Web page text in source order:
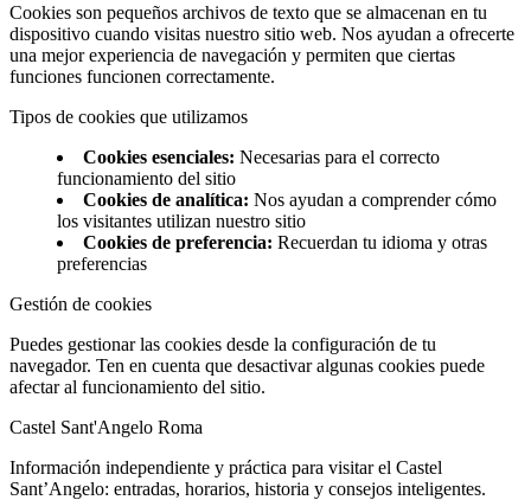
Cookies son pequeños archivos de texto que se almacenan en tu
dispositivo cuando visitas nuestro sitio web. Nos ayudan a ofrecerte
una mejor experiencia de navegación y permiten que ciertas
funciones funcionen correctamente.
Tipos de cookies que utilizamos
Cookies esenciales: Necesarias para el correcto
funcionamiento del sitio
Cookies de analítica: Nos ayudan a comprender cómo
los visitantes utilizan nuestro sitio
Cookies de preferencia: Recuerdan tu idioma y otras
preferencias
Gestión de cookies
Puedes gestionar las cookies desde la configuración de tu
navegador. Ten en cuenta que desactivar algunas cookies puede
afectar al funcionamiento del sitio.
Castel Sant'Angelo Roma
Información independiente y práctica para visitar el Castel
Sant’Angelo: entradas, horarios, historia y consejos inteligentes.